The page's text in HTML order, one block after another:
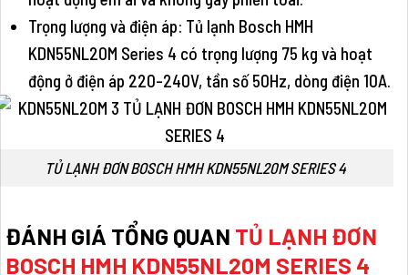
Trọng lượng và điện áp: Tủ lạnh Bosch HMH
KDN55NL20M Series 4 có trọng lượng 75 kg và hoạt
động ở điện áp 220-240V, tần số 50Hz, dòng điện 10A.
TỦ LẠNH ĐƠN BOSCH HMH KDN55NL20M SERIES 4
ĐÁNH GIÁ TỔNG QUAN TỦ LẠNH ĐƠN
BOSCH HMH KDN55NL20M SERIES 4